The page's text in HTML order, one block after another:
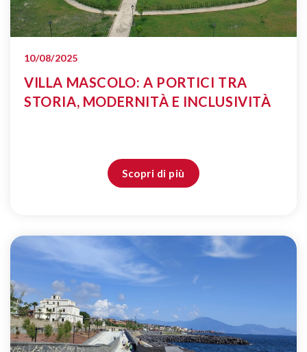
10/08/2025
VILLA MASCOLO: A PORTICI TRA
STORIA, MODERNITÀ E INCLUSIVITÀ
Scopri di più